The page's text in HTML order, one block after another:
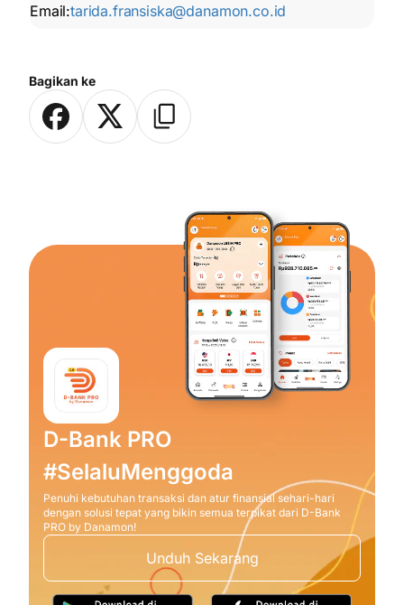
Bagikan ke
Email:tarida.fransiska@danamon.co.id
D-Bank PRO
#SelaluMenggoda
Penuhi kebutuhan transaksi dan atur finansial sehari-hari
dengan solusi tepat yang bikin semua terpikat dari D-Bank
PRO by Danamon!
Unduh Sekarang